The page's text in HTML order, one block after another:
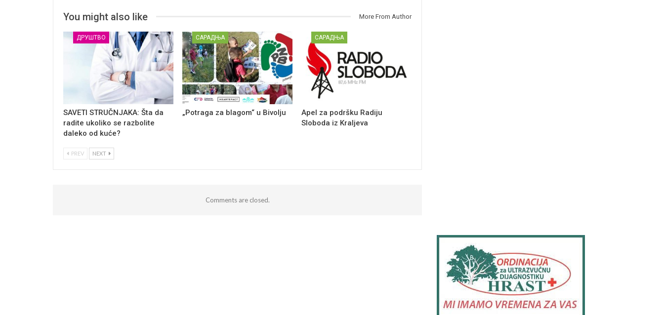
You might also like More From Author
ДРУШТВО
SAVETI STRUČNJAKA: Šta da
radite ukoliko se razbolite
daleko od kuće?
САРАДЊА
„Potraga za blagom“ u Bivolju
САРАДЊА
Apel za podršku Radiju
Sloboda iz Kraljeva
PREV NEXT
Comments are closed.